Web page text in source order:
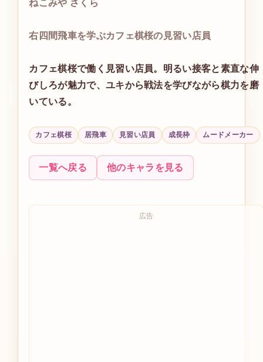
ねこみや さくら
右四間飛車を学ぶカフェ棋桜の見習い店員
カフェ棋桜で働く見習い店員。明るい接客と素直な伸
びしろが魅力で、ユキから戦法を学びながら棋力を磨
いている。
カフェ棋桜 居飛車 見習い店員 成長枠 ムードメーカー
一覧へ戻る 他のキャラを見る
広告